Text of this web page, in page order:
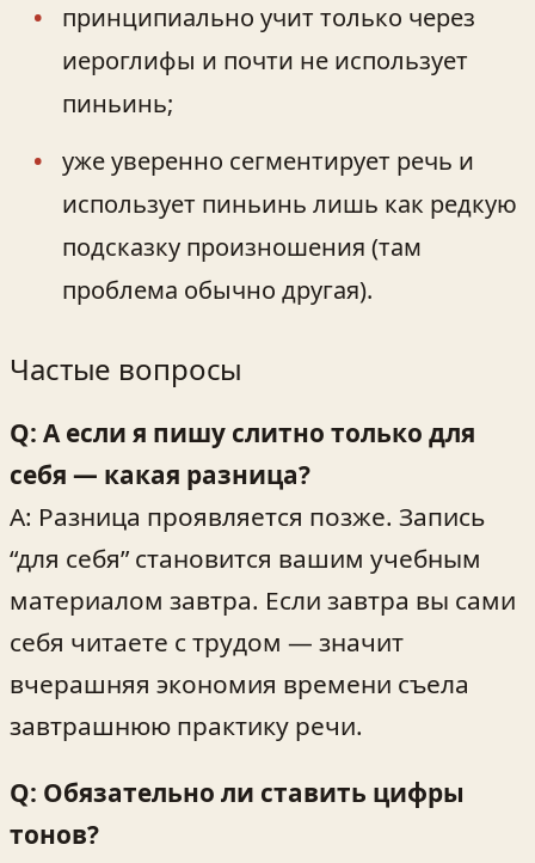
принципиально учит только через
иероглифы и почти не использует
пиньинь;
уже уверенно сегментирует речь и
использует пиньинь лишь как редкую
подсказку произношения (там
проблема обычно другая).
Частые вопросы
Q: А если я пишу слитно только для
себя — какая разница?
A: Разница проявляется позже. Запись
“для себя” становится вашим учебным
материалом завтра. Если завтра вы сами
себя читаете с трудом — значит
вчерашняя экономия времени съела
завтрашнюю практику речи.
Q: Обязательно ли ставить цифры
тонов?